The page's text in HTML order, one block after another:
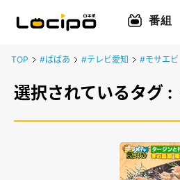
番組
TOP #ばばあ #テレビ愛知 #モサエビ
選択されているタグ :